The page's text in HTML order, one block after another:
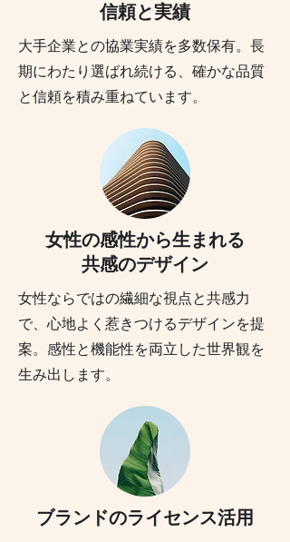
信頼と実績
大手企業との協業実績を多数保有。長
期にわたり選ばれ続ける、確かな品質
と信頼を積み重ねています。
女性の感性から生まれる
共感のデザイン
女性ならではの繊細な視点と共感力
で、心地よく惹きつけるデザインを提
案。感性と機能性を両立した世界観を
生み出します。
ブランドのライセンス活用